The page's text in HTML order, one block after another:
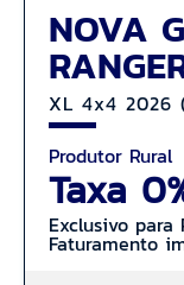
NOVA
XL 4x4 2026
Produtor Rural
Taxa
Exclusivo para
Faturamento